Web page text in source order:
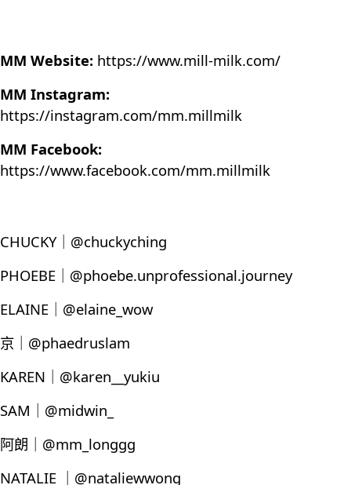
MM Website: https://www.mill-milk.com/
MM Instagram:
https://instagram.com/mm.millmilk
MM Facebook:
https://www.facebook.com/mm.millmilk
CHUCKY｜@chuckyching
PHOEBE｜@phoebe.unprofessional.journey
ELAINE｜@elaine_wow
京｜@phaedruslam
KAREN｜@karen__yukiu
SAM｜@midwin_
阿朗｜@mm_longgg
NATALIE ｜@nataliewwong